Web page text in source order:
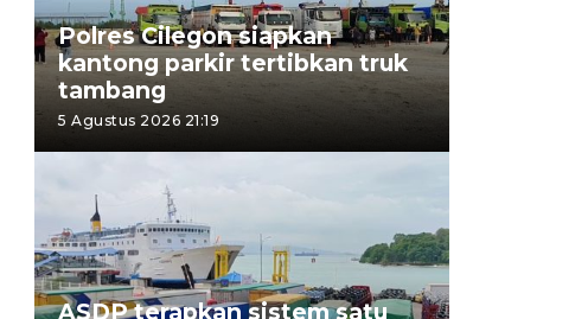
Polres Cilegon siapkan
kantong parkir tertibkan truk
tambang
5 Agustus 2026 21:19
ASDP terapkan sistem satu